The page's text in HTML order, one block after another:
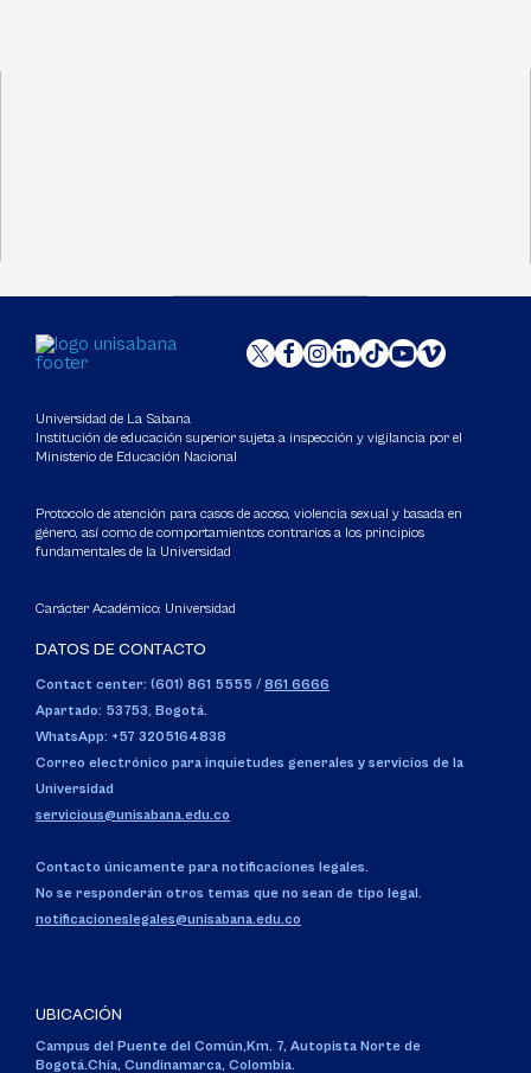
Universidad de La Sabana
Institución de educación superior sujeta a inspección y vigilancia por el
Ministerio de Educación Nacional
Protocolo de atención para casos de acoso, violencia sexual y basada en
género, así como de comportamientos contrarios a los principios
fundamentales de la Universidad
Carácter Académico: Universidad
DATOS DE CONTACTO
Contact center: (601) 861 5555 / 861 6666
Apartado: 53753, Bogotá.
WhatsApp: +57 3205164838
Correo electrónico para inquietudes generales y servicios de la
Universidad
servicious@unisabana.edu.co
Contacto únicamente para notificaciones legales.
No se responderán otros temas que no sean de tipo legal.
notificacioneslegales@unisabana.edu.co
UBICACIÓN
Campus del Puente del Común,Km. 7, Autopista Norte de
Bogotá.Chía, Cundinamarca, Colombia.